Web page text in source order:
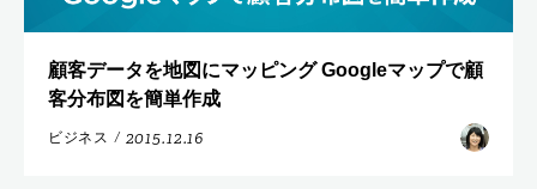
顧客データを地図にマッピング Googleマップで顧
客分布図を簡単作成
ビジネス / 2015.12.16